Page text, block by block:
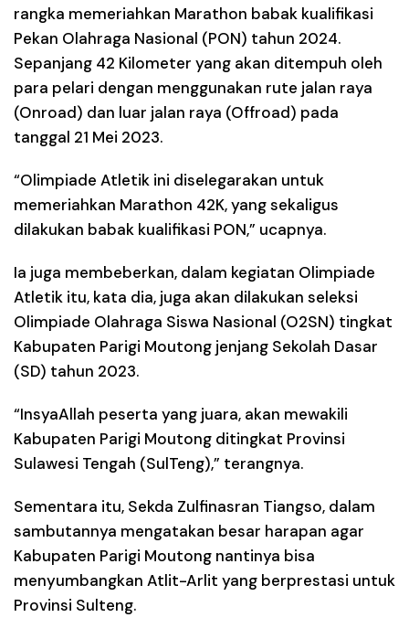
rangka memeriahkan Marathon babak kualifikasi
Pekan Olahraga Nasional (PON) tahun 2024.
Sepanjang 42 Kilometer yang akan ditempuh oleh
para pelari dengan menggunakan rute jalan raya
(Onroad) dan luar jalan raya (Offroad) pada
tanggal 21 Mei 2023.
“Olimpiade Atletik ini diselegarakan untuk
memeriahkan Marathon 42K, yang sekaligus
dilakukan babak kualifikasi PON,” ucapnya.
Ia juga membeberkan, dalam kegiatan Olimpiade
Atletik itu, kata dia, juga akan dilakukan seleksi
Olimpiade Olahraga Siswa Nasional (O2SN) tingkat
Kabupaten Parigi Moutong jenjang Sekolah Dasar
(SD) tahun 2023.
“InsyaAllah peserta yang juara, akan mewakili
Kabupaten Parigi Moutong ditingkat Provinsi
Sulawesi Tengah (SulTeng),” terangnya.
Sementara itu, Sekda Zulfinasran Tiangso, dalam
sambutannya mengatakan besar harapan agar
Kabupaten Parigi Moutong nantinya bisa
menyumbangkan Atlit-Arlit yang berprestasi untuk
Provinsi Sulteng.